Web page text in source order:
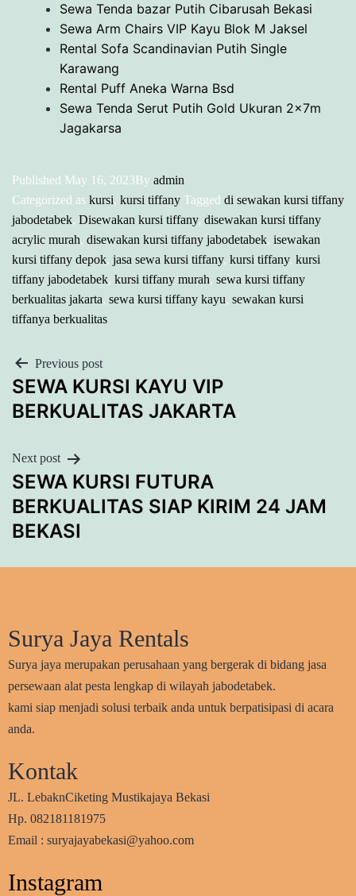
Sewa Tenda bazar Putih Cibarusah Bekasi
Sewa Arm Chairs VIP Kayu Blok M Jaksel
Rental Sofa Scandinavian Putih Single
Karawang
Rental Puff Aneka Warna Bsd
Sewa Tenda Serut Putih Gold Ukuran 2x7m
Jagakarsa
Published May 16, 2023By admin
Categorized as kursi, kursi tiffany Tagged di sewakan kursi tiffany
jabodetabek, Disewakan kursi tiffany, disewakan kursi tiffany
acrylic murah, disewakan kursi tiffany jabodetabek, isewakan
kursi tiffany depok, jasa sewa kursi tiffany, kursi tiffany, kursi
tiffany jabodetabek, kursi tiffany murah, sewa kursi tiffany
berkualitas jakarta, sewa kursi tiffany kayu, sewakan kursi
tiffanya berkualitas
POST
NAVIGATION
Previous post
SEWA KURSI KAYU VIP
BERKUALITAS JAKARTA
Next post
SEWA KURSI FUTURA
BERKUALITAS SIAP KIRIM 24 JAM
BEKASI
Surya Jaya Rentals
Surya jaya merupakan perusahaan yang bergerak di bidang jasa
persewaan alat pesta lengkap di wilayah jabodetabek.
kami siap menjadi solusi terbaik anda untuk berpatisipasi di acara
anda.
Kontak
JL. LebaknCiketing Mustikajaya Bekasi
Hp. 082181181975
Email : suryajayabekasi@yahoo.com
Instagram